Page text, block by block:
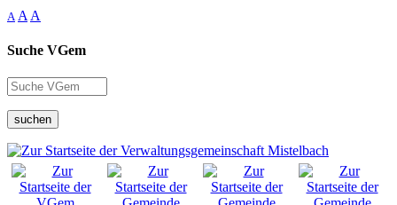
A A A
Suche VGem
suchen